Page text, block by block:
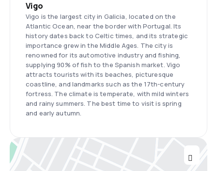
Vigo
Vigo is the largest city in Galicia, located on the
Atlantic Ocean, near the border with Portugal. Its
history dates back to Celtic times, and its strategic
importance grew in the Middle Ages. The city is
renowned for its automotive industry and fishing,
supplying 90% of fish to the Spanish market. Vigo
attracts tourists with its beaches, picturesque
coastline, and landmarks such as the 17th-century
fortress. The climate is temperate, with mild winters
and rainy summers. The best time to visit is spring
and early autumn.